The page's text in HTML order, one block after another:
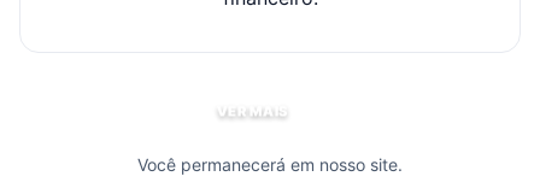
VER MAIS
Você permanecerá em nosso site.